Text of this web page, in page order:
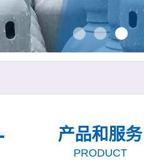
产品和服务
PRODUCT